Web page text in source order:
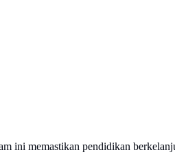
ini memastikan pendidikan